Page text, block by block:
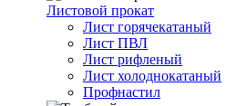
Листовой прокат
Лист горячекатаный
Лист ПВЛ
Лист рифленый
Лист холоднокатаный
Профнастил